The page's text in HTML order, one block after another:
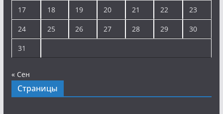
17 18 19 20 21 22 23
24 25 26 27 28 29 30
31
« Сен
Страницы